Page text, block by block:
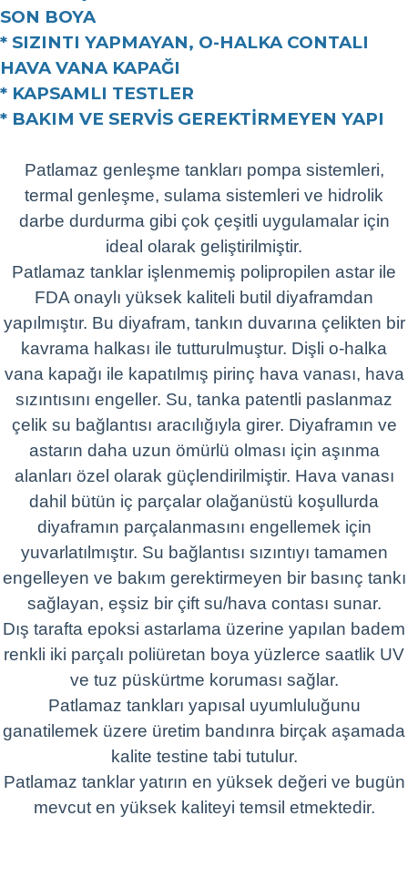
SON BOYA
* SIZINTI YAPMAYAN, O-HALKA CONTALI
HAVA VANA KAPAĞI
* KAPSAMLI TESTLER
* BAKIM VE SERVİS GEREKTİRMEYEN YAPI
Patlamaz genleşme tankları pompa sistemleri,
termal genleşme, sulama sistemleri ve hidrolik
darbe durdurma gibi çok çeşitli uygulamalar için
ideal olarak geliştirilmiştir.
Patlamaz tanklar işlenmemiş polipropilen astar ile
FDA onaylı yüksek kaliteli butil diyaframdan
yapılmıştır. Bu diyafram, tankın duvarına çelikten bir
kavrama halkası ile tutturulmuştur. Dişli o-halka
vana kapağı ile kapatılmış pirinç hava vanası, hava
sızıntısını engeller. Su, tanka patentli paslanmaz
çelik su bağlantısı aracılığıyla girer. Diyaframın ve
astarın daha uzun ömürlü olması için aşınma
alanları özel olarak güçlendirilmiştir. Hava vanası
dahil bütün iç parçalar olağanüstü koşullurda
diyaframın parçalanmasını engellemek için
yuvarlatılmıştır. Su bağlantısı sızıntıyı tamamen
engelleyen ve bakım gerektirmeyen bir basınç tankı
sağlayan, eşsiz bir çift su/hava contası sunar.
Dış tarafta epoksi astarlama üzerine yapılan badem
renkli iki parçalı poliüretan boya yüzlerce saatlik UV
ve tuz püskürtme koruması sağlar.
Patlamaz tankları yapısal uyumluluğunu
ganatilemek üzere üretim bandınra birçak aşamada
kalite testine tabi tutulur.
Patlamaz tanklar yatırın en yüksek değeri ve bugün
mevcut en yüksek kaliteyi temsil etmektedir.